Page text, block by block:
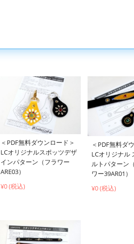
＜PDF無料ダウンロード＞
LCオリジナルスポッツデザ
インパターン（フラワー
ARE03）
¥0 (税込)
＜PDF無料ダ
LCオリジナル
ルトパターン
ワー39AR01）
¥0 (税込)